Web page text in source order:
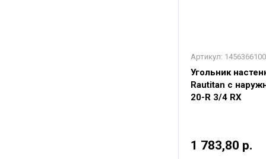
Артикул:
Угольник
Rautitan с
20-R 3/4 RX
1 783,80 р.